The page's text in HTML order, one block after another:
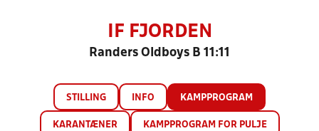
IF FJORDEN
Randers Oldboys B 11:11
STILLING INFO KAMPPROGRAM
KARANTÆNER KAMPPROGRAM FOR PULJE